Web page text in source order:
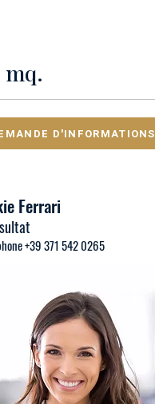
mq.
D'INFORMATIONS
Ferrari
+39 371 542 0265